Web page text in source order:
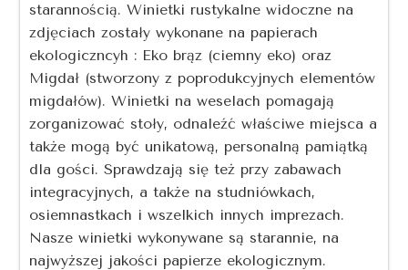
starannością. Winietki rustykalne widoczne na
zdjęciach zostały wykonane na papierach
ekologiczncyh : Eko brąz (ciemny eko) oraz
Migdał (stworzony z poprodukcyjnych elementów
migdałów). Winietki na weselach pomagają
zorganizować stoły, odnaleźć właściwe miejsca a
także mogą być unikatową, personalną pamiątką
dla gości. Sprawdzają się też przy zabawach
integracyjnych, a także na studniówkach,
osiemnastkach i wszelkich innych imprezach.
Nasze winietki wykonywane są starannie, na
najwyższej jakości papierze ekologicznym.